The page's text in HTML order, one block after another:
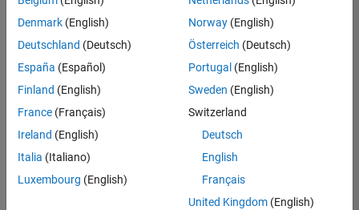
Vous
élargir
votre
recherche
afficher
l’ensemble
des
d'emploi.
Denmark (English)
Deutschland (Deutsch)
España (Español)
Finland (English)
France (Français)
Ireland (English)
Italia (Italiano)
Luxembourg (English)
Norway(English)
Österreich (Deutsch)
Portugal (English)
Sweden (English)
Switzerland
Deutsch
English
Français
United Kingdom(English)